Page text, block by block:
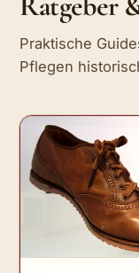
Praktische
Pflegen